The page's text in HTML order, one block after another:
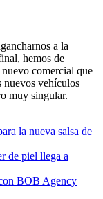
a la
hemos de
comercial que
nuevos vehículos
muy singular.
la nueva salsa de
de piel llega a
BOB Agency